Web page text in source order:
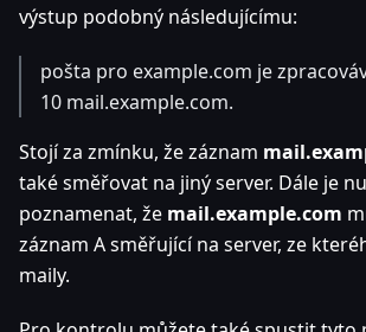
výstup podobný následujícímu:
pošta pro example.com je
10 mail.example.com.
Stojí za zmínku, že záznam
také směřovat na jiný server. Dále je
poznamenat, že mail.example.com
záznam A směřující na server, ze
maily.